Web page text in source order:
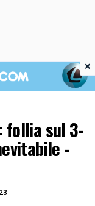
follia sul 3-
-
×